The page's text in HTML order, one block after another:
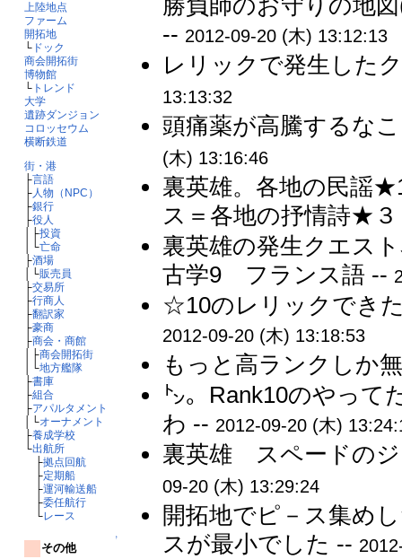
上陸地点
ファーム
開拓地
└ドック
商会開拓街
博物館
└トレンド
大学
遺跡ダンジョン
コロッセウム
横断鉄道
街・港
├言語
├人物（NPC）
├銀行
├役人
│├投資
│└亡命
├酒場
│└販売員
├交易所
├行商人
├翻訳家
├豪商
├商会・商館
│├商会開拓街
│└地方艦隊
├書庫
├組合
├アパルタメント
│└オーナメント
├養成学校
└出航所
├拠点回航
├定期船
├運河輸送船
├委任航行
└レース
↑
その他
勝負師のお守りの地
-- 2012-09-20 (木) 13:12:13
レリックで発生した
13:13:32
頭痛薬が高騰するな
(木) 13:16:46
裏英雄。各地の民謡
ス＝各地の抒情詩★
裏英雄の発生クエス
古学9 フランス語 --
☆10のレリックでき
2012-09-20 (木) 13:18:53
もっと高ランクしか
㌧。Rank10のやって
わ -- 2012-09-20 (木)
裏英雄 スペードの
09-20 (木) 13:29:24
開拓地でピ－ス集め
スが最小でした --